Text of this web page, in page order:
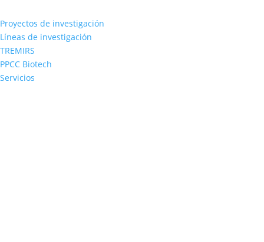
Proyectos de investigación
Líneas de investigación
TREMIRS
PPCC Biotech
Servicios